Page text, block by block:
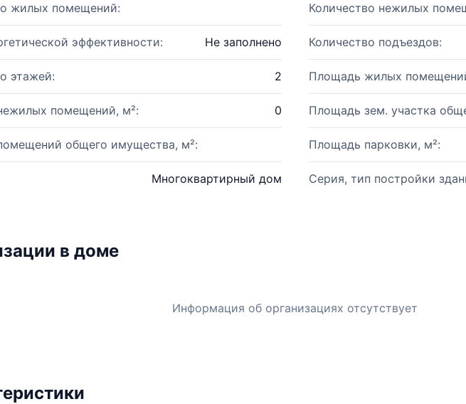
жилых помещений: Количество нежилых
эффективности: Не заполнено Количество подъездов:
этажей: 2 Площадь жилых
помещений, м²: 0 Площадь зем. участка
общего имущества, м²: Площадь парковки, м²:
Многоквартирный дом Серия, тип постройки
в доме
Информация об организациях отсутствует